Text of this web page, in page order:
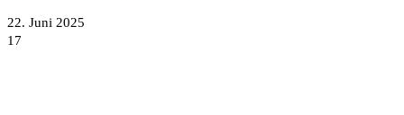
22. Juni 2025
17